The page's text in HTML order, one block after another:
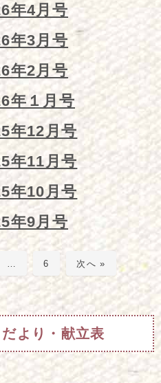
年4月号
年3月号
年2月号
年１月号
年12月号
年11月号
年10月号
年9月号
6 次へ »
より・献立表